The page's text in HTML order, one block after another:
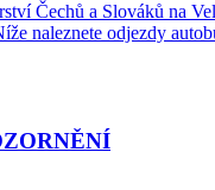
Čechů a Slováků na
naleznete odjezdy